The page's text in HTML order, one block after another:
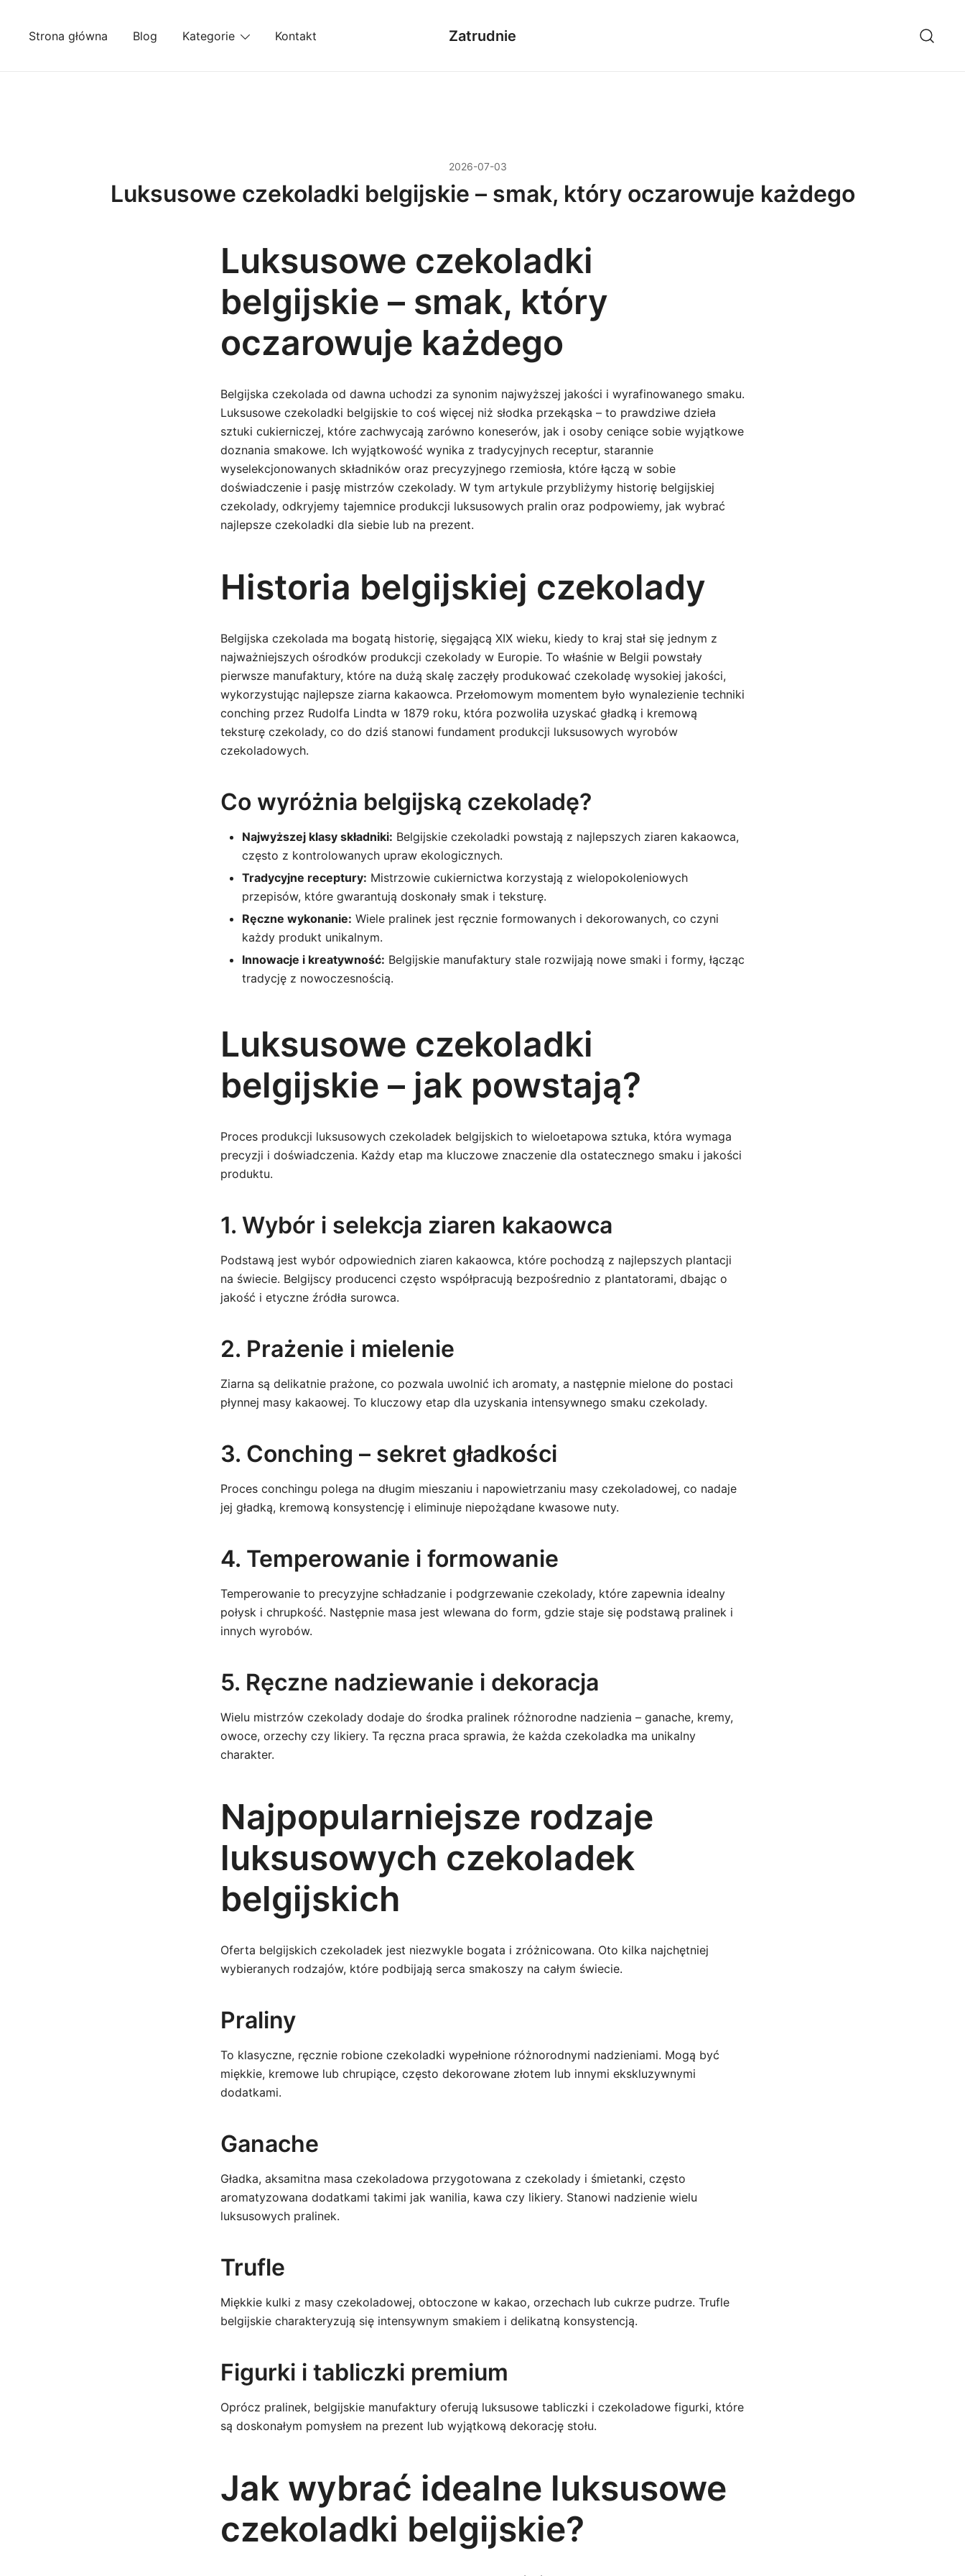
Strona główna Blog Kategorie Kontakt Zatrudnie
2026-07-03
Luksusowe czekoladki belgijskie – smak, który oczarowuje każdego
Luksusowe czekoladki
belgijskie – smak, który
oczarowuje każdego
Belgijska czekolada od dawna uchodzi za synonim najwyższej jakości i wyrafinowanego smaku.
Luksusowe czekoladki belgijskie to coś więcej niż słodka przekąska – to prawdziwe dzieła
sztuki cukierniczej, które zachwycają zarówno koneserów, jak i osoby ceniące sobie wyjątkowe
doznania smakowe. Ich wyjątkowość wynika z tradycyjnych receptur, starannie
wyselekcjonowanych składników oraz precyzyjnego rzemiosła, które łączą w sobie
doświadczenie i pasję mistrzów czekolady. W tym artykule przybliżymy historię belgijskiej
czekolady, odkryjemy tajemnice produkcji luksusowych pralin oraz podpowiemy, jak wybrać
najlepsze czekoladki dla siebie lub na prezent.
Historia belgijskiej czekolady
Belgijska czekolada ma bogatą historię, sięgającą XIX wieku, kiedy to kraj stał się jednym z
najważniejszych ośrodków produkcji czekolady w Europie. To właśnie w Belgii powstały
pierwsze manufaktury, które na dużą skalę zaczęły produkować czekoladę wysokiej jakości,
wykorzystując najlepsze ziarna kakaowca. Przełomowym momentem było wynalezienie techniki
conching przez Rudolfa Lindta w 1879 roku, która pozwoliła uzyskać gładką i kremową
teksturę czekolady, co do dziś stanowi fundament produkcji luksusowych wyrobów
czekoladowych.
Co wyróżnia belgijską czekoladę?
Najwyższej klasy składniki: Belgijskie czekoladki powstają z najlepszych ziaren kakaowca,
często z kontrolowanych upraw ekologicznych.
Tradycyjne receptury: Mistrzowie cukiernictwa korzystają z wielopokoleniowych
przepisów, które gwarantują doskonały smak i teksturę.
Ręczne wykonanie: Wiele pralinek jest ręcznie formowanych i dekorowanych, co czyni
każdy produkt unikalnym.
Innowacje i kreatywność: Belgijskie manufaktury stale rozwijają nowe smaki i formy, łącząc
tradycję z nowoczesnością.
Luksusowe czekoladki
belgijskie – jak powstają?
Proces produkcji luksusowych czekoladek belgijskich to wieloetapowa sztuka, która wymaga
precyzji i doświadczenia. Każdy etap ma kluczowe znaczenie dla ostatecznego smaku i jakości
produktu.
1. Wybór i selekcja ziaren kakaowca
Podstawą jest wybór odpowiednich ziaren kakaowca, które pochodzą z najlepszych plantacji
na świecie. Belgijscy producenci często współpracują bezpośrednio z plantatorami, dbając o
jakość i etyczne źródła surowca.
2. Prażenie i mielenie
Ziarna są delikatnie prażone, co pozwala uwolnić ich aromaty, a następnie mielone do postaci
płynnej masy kakaowej. To kluczowy etap dla uzyskania intensywnego smaku czekolady.
3. Conching – sekret gładkości
Proces conchingu polega na długim mieszaniu i napowietrzaniu masy czekoladowej, co nadaje
jej gładką, kremową konsystencję i eliminuje niepożądane kwasowe nuty.
4. Temperowanie i formowanie
Temperowanie to precyzyjne schładzanie i podgrzewanie czekolady, które zapewnia idealny
połysk i chrupkość. Następnie masa jest wlewana do form, gdzie staje się podstawą pralinek i
innych wyrobów.
5. Ręczne nadziewanie i dekoracja
Wielu mistrzów czekolady dodaje do środka pralinek różnorodne nadzienia – ganache, kremy,
owoce, orzechy czy likiery. Ta ręczna praca sprawia, że każda czekoladka ma unikalny
charakter.
Najpopularniejsze rodzaje
luksusowych czekoladek
belgijskich
Oferta belgijskich czekoladek jest niezwykle bogata i zróżnicowana. Oto kilka najchętniej
wybieranych rodzajów, które podbijają serca smakoszy na całym świecie.
Praliny
To klasyczne, ręcznie robione czekoladki wypełnione różnorodnymi nadzieniami. Mogą być
miękkie, kremowe lub chrupiące, często dekorowane złotem lub innymi ekskluzywnymi
dodatkami.
Ganache
Gładka, aksamitna masa czekoladowa przygotowana z czekolady i śmietanki, często
aromatyzowana dodatkami takimi jak wanilia, kawa czy likiery. Stanowi nadzienie wielu
luksusowych pralinek.
Trufle
Miękkie kulki z masy czekoladowej, obtoczone w kakao, orzechach lub cukrze pudrze. Trufle
belgijskie charakteryzują się intensywnym smakiem i delikatną konsystencją.
Figurki i tabliczki premium
Oprócz pralinek, belgijskie manufaktury oferują luksusowe tabliczki i czekoladowe figurki, które
są doskonałym pomysłem na prezent lub wyjątkową dekorację stołu.
Jak wybrać idealne luksusowe
czekoladki belgijskie?